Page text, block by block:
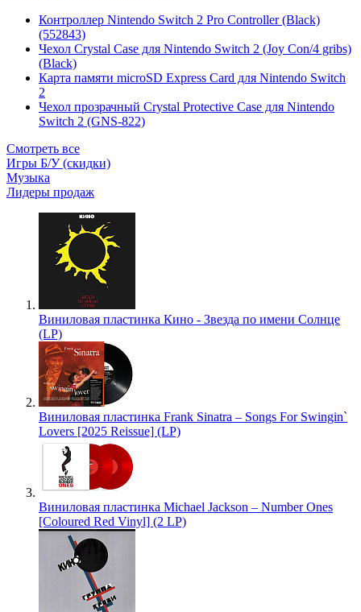
Контроллер Nintendo Switch 2 Pro Controller (Black)
(552843)
Чехол Сrystal Сase для Nintendo Switch 2 (Joy Con/4 gribs)
(Black)
Карта памяти microSD Express Card для Nintendo Switch
2
Чехол прозрачный Crystal Protective Case для Nintendo
Switch 2 (GNS-822)
Смотреть все
Игры Б/У (скидки)
Музыка
Лидеры продаж
Виниловая пластинка Кино - Звезда по имени Солнце
(LP)
Виниловая пластинка Frank Sinatra – Songs For Swingin`
Lovers [2025 Reissue] (LP)
Виниловая пластинка Michael Jackson – Number Ones
[Coloured Red Vinyl] (2 LP)